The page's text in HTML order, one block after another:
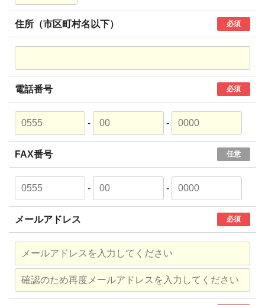
住所（市区町村名以下） 必須
電話番号 必須
- -
FAX番号 任意
- -
メールアドレス 必須